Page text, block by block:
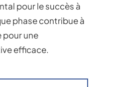
pour le succès à
phase contribue à
pour une
efficace.